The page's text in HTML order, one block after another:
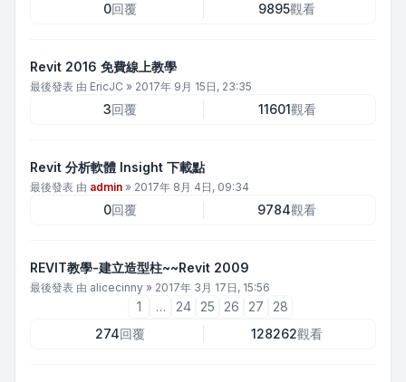
0回覆 9895觀看
Revit 2016 免費線上教學
最後發表 由 EricJC » 2017年 9月 15日, 23:35
3回覆 11601觀看
Revit 分析軟體 Insight 下載點
最後發表 由 admin » 2017年 8月 4日, 09:34
0回覆 9784觀看
REVIT教學-建立造型柱~~Revit 2009
最後發表 由 alicecinny » 2017年 3月 17日, 15:56
1 … 24 25 26 27
28
274回覆 128262觀看